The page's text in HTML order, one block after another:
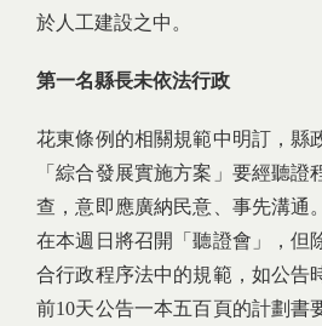
於人工建設之中。
第一名縣長未依法行政
花東條例的相關規範中明訂，縣
「綜合發展實施方案」要經聽證
查，意即應廣納民意、事先溝通
在本週日將召開「聽證會」，但
合行政程序法中的規範，如公告
前10天公告一本五百頁的計劃書